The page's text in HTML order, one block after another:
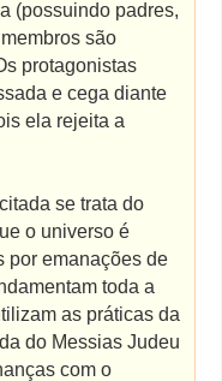
(possuindo padres,
são
protagonistas
e cega diante
ela rejeita a
se trata do
o universo é
por emanações de
toda a
as práticas da
do Messias Judeu
com o